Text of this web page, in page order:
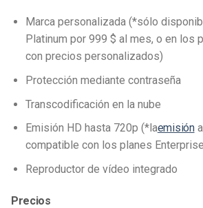
Marca personalizada (*sólo
Platinum por 999 $ al mes, o en los
con precios personalizados)
Protección mediante contraseña
Transcodificación en la nube
Emisión HD hasta 720p (*laemisióna
compatible con los planes
Reproductor de vídeo integrado
Precios